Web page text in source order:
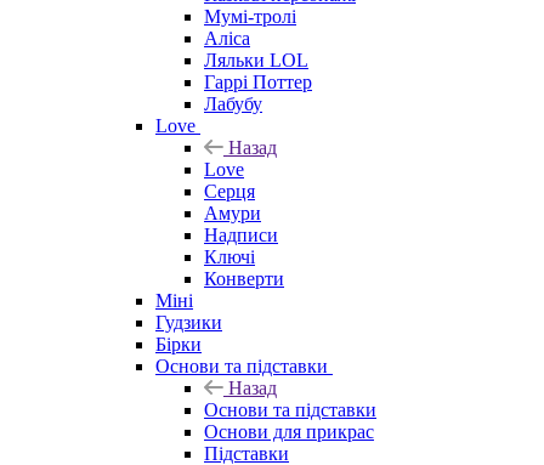
Мумі-тролі
Аліса
Ляльки LOL
Гаррі Поттер
Лабубу
Love
Назад
Love
Серця
Амури
Надписи
Ключі
Конверти
Міні
Гудзики
Бірки
Основи та підставки
Назад
Основи та підставки
Основи для прикрас
Підставки